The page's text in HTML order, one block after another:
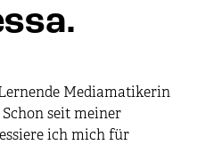
Mediamatikerin
seit meiner
ich mich für